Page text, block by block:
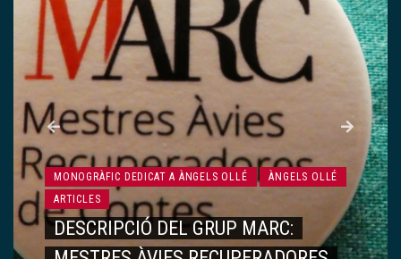
MONOGRÀFIC DEDICAT A ÀNGELS OLLÉ
ÀNGELS OLLÉ
ARTICLES